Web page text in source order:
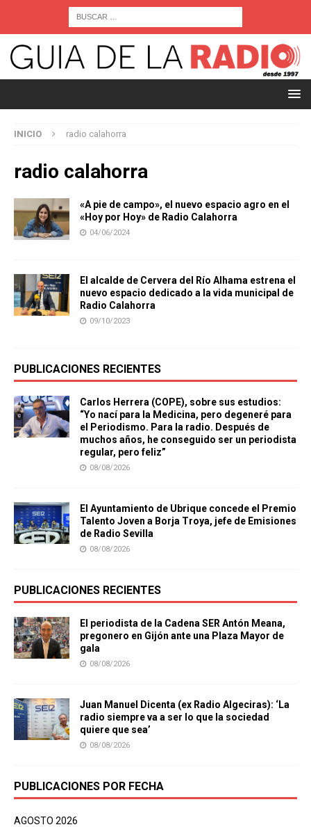
INICIO radio calahorra
radio calahorra
«A pie de campo», el nuevo espacio agro en el
«Hoy por Hoy» de Radio Calahorra
04/06/2024
El alcalde de Cervera del Río Alhama estrena el
nuevo espacio dedicado a la vida municipal de
Radio Calahorra
09/10/2023
PUBLICACIONES RECIENTES
Carlos Herrera (COPE), sobre sus estudios:
“Yo nací para la Medicina, pero degeneré para
el Periodismo. Para la radio. Después de
muchos años, he conseguido ser un periodista
regular, pero feliz”
08/08/2026
El Ayuntamiento de Ubrique concede el Premio
Talento Joven a Borja Troya, jefe de Emisiones
de Radio Sevilla
08/08/2026
PUBLICACIONES RECIENTES
El periodista de la Cadena SER Antón Meana,
pregonero en Gijón ante una Plaza Mayor de
gala
08/08/2026
Juan Manuel Dicenta (ex Radio Algeciras): ‘La
radio siempre va a ser lo que la sociedad
quiere que sea’
08/08/2026
PUBLICACIONES POR FECHA
AGOSTO 2026